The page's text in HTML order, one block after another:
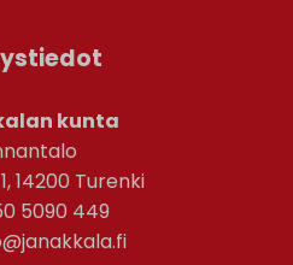
kunta
14200 Turenki
5090 449